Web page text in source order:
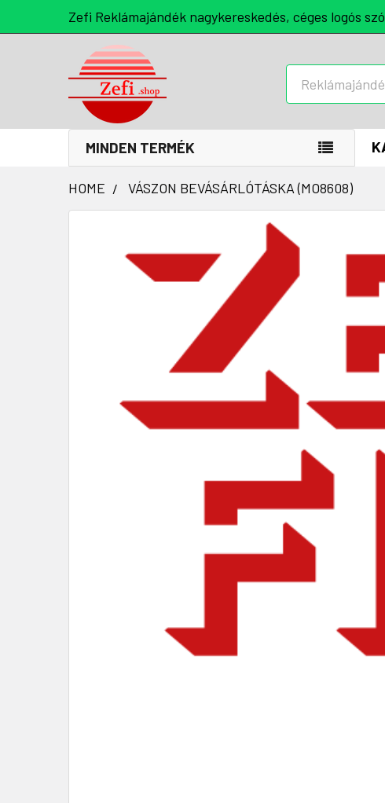
Zefi Reklámajándék nagykereskedés, céges logós
MINDEN TERMÉK
HOME VÁSZON BEVÁSÁRLÓTÁSKA (MO8608)